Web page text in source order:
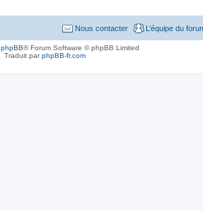
L’équipe du
Nous contacter
phpBB® Forum Software © phpBB Limited
Traduit parphpBB-fr.com